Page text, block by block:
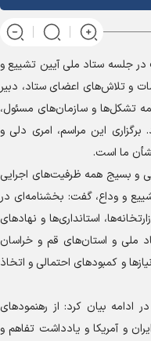
جلسه ستاد ملی آیین تشییع و
و تلاش‌های اعضای ستاد، دبیر
همه تشکل‌ها و سازمان‌های مسئول،
این مراسم، امری دلی و
ما است.
و بسیج همه ظرفیت‌های اجرایی
و وداع، گفت: بخشنامه‌ای در
استانداری‌ها و نهاد‌های
ملی و استان‌های قم و خراسان
و کمبود‌های احتمالی و اتخاذ
بیان کرد: از رهنمود‌های
و آمریکا و یادداشت تفاهم و